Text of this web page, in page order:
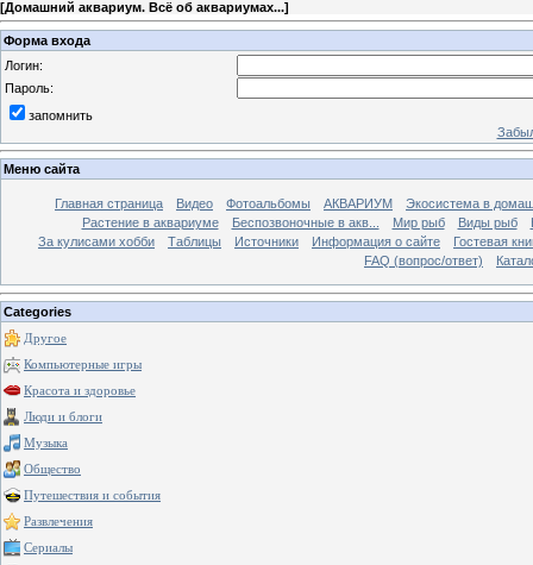
[Домашний аквариум. Всё об аквариумах...]
Форма входа
Логин:
Пароль:
запомнить
Меню сайта
Главная страница Видео Фотоальбомы АКВАРИУМ
Экосистема в
Растение в аквариуме
Беспозвоночные в акв... Мир рыб Виды рыб
За кулисами хобби
Таблицы Источники Информация о сайте
Гостевая
FAQ (вопрос/ответ)
Categories
Другое
Компьютерные игры
Красота и здоровье
Люди и блоги
Музыка
Общество
Путешествия и события
Развлечения
Сериалы